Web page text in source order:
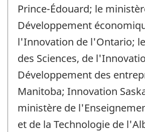
Prince-Édouard; le
Développement
l'Innovation de l'Ontario;
des Sciences, de
Développement des
Manitoba; Innovation
ministère de
et de la Technologie de